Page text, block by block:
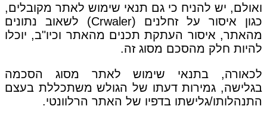
ואולם, יש להניח כי גם תנאי שימוש לאתר מקובלים,
כגון איסור על זחלנים (Crwaler) לשאוב נתונים
מהאתר, איסור העתקת תכנים מהאתר וכיו"ב, יוכלו
להיות חלק מהסכם מסוג זה.
לכאורה, בתנאי שימוש לאתר מסוג הסכמה
בגלישה, גמירות דעתו של הגולש משתכללת בעצם
התנהלותו/גלישתו בדפיו של האתר הרלוונטי.